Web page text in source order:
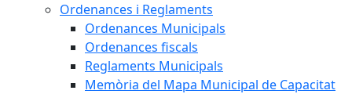
Ordenances i Reglaments
Ordenances Municipals
Ordenances fiscals
Reglaments Municipals
Memòria del Mapa Municipal de Capacitat